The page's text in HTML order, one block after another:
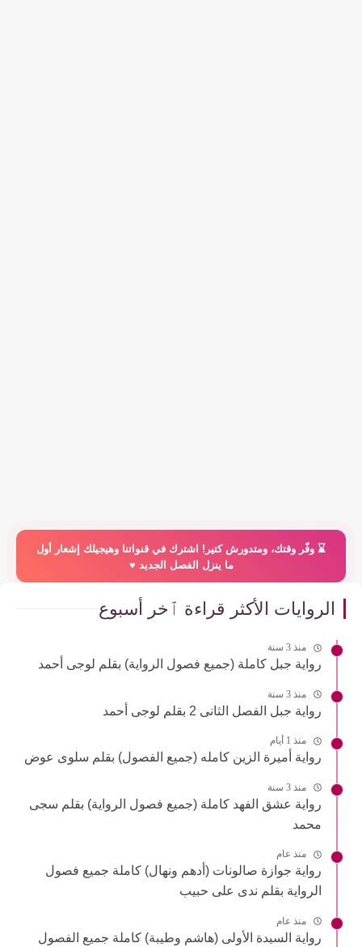
⌛️ وفّر وقتك، ومتدورش كتير! اشترك في قنواتنا وهيجيلك إشعار أول
ما ينزل الفصل الجديد ♥️
الروايات الأكثر قراءة ٱخر أسبوع
منذ 3 سنة
رواية جبل كاملة (جميع فصول الرواية) بقلم لوجى أحمد
منذ 3 سنة
رواية جبل الفصل الثانى 2 بقلم لوجى أحمد
منذ 1 أيام
رواية أميرة الزين كامله (جميع الفصول) بقلم سلوى عوض
منذ 3 سنة
رواية عشق الفهد كاملة (جميع فصول الرواية) بقلم سجى
محمد
منذ عام
رواية جوازة صالونات (أدهم ونهال) كاملة جميع فصول
الرواية بقلم ندى على حبيب
منذ عام
رواية السيدة الأولى (هاشم وطيبة) كاملة جميع الفصول